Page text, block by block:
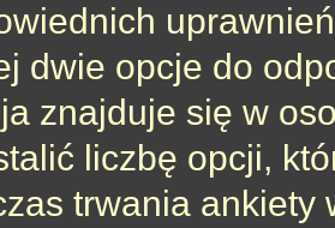
dwie opcje do
znajduje się w
liczbę opcji,
trwania ankiety